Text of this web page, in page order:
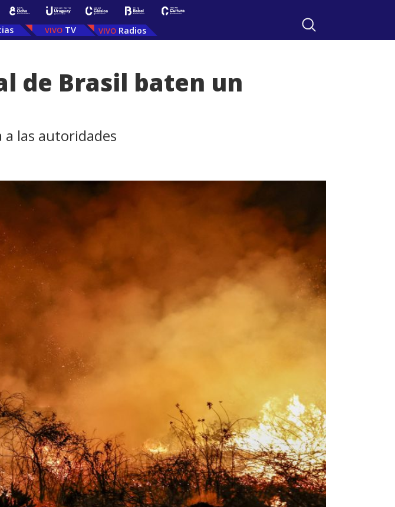
TV Radios
de Brasil baten un
las autoridades